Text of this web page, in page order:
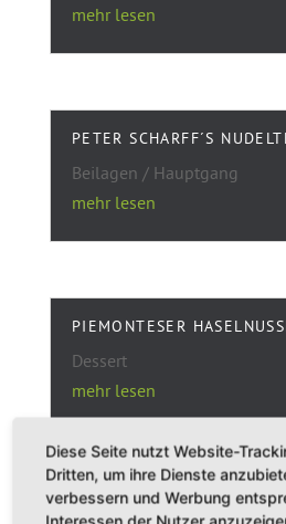
mehr lesen
PETER SCHARFF´S
Beilagen / Hauptgang
mehr lesen
PIEMONTESER
Dessert
mehr lesen
VANILLE- INGWERSAUCE
Diese Seite nutzt Website-
Dritten, um ihre Dienste
verbessern und Werbung
Interessen der Nutzer